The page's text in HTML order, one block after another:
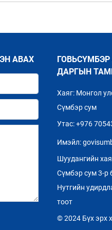
АВАХ
ДАРГЫН
Хаяг: Монгол
Сүмбэр сум
Утас: +976
Имэйл:
Шуудангийн
Сүмбэр сум 3-р
Нутгийн
тоот
© 2024 Бүх эрх